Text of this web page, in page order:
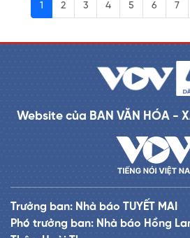
1 2 3 4 5 6 7
Website của BAN VĂN HÓA -
Trưởng ban: Nhà báo TUYẾT MAI
Phó trưởng ban: Nhà báo Hồng